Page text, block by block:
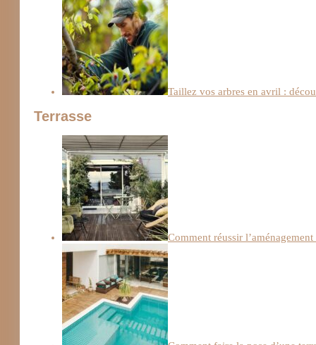
Taillez vos arbres en avril :
Terrasse
Comment réussir l’aménagement